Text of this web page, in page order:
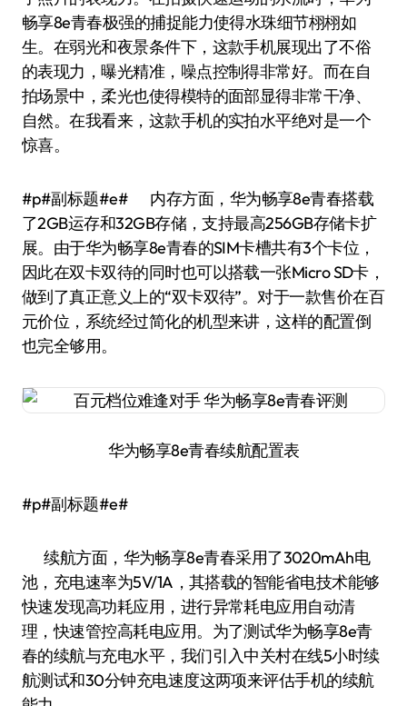
畅享8e青春极强的捕捉能力使得水珠细节栩栩如
生。在弱光和夜景条件下，这款手机展现出了不俗
的表现力，曝光精准，噪点控制得非常好。而在自
拍场景中，柔光也使得模特的面部显得非常干净、
自然。在我看来，这款手机的实拍水平绝对是一个
惊喜。
#p#副标题#e# 内存方面，华为畅享8e青春搭载
了2GB运存和32GB存储，支持最高256GB存储卡扩
展。由于华为畅享8e青春的SIM卡槽共有3个卡位，
因此在双卡双待的同时也可以搭载一张Micro SD卡，
做到了真正意义上的“双卡双待”。对于一款售价在百
元价位，系统经过简化的机型来讲，这样的配置倒
也完全够用。
华为畅享8e青春续航配置表
#p#副标题#e#
续航方面，华为畅享8e青春采用了3020mAh电
池，充电速率为5V/1A，其搭载的智能省电技术能够
快速发现高功耗应用，进行异常耗电应用自动清
理，快速管控高耗电应用。为了测试华为畅享8e青
春的续航与充电水平，我们引入中关村在线5小时续
航测试和30分钟充电速度这两项来评估手机的续航